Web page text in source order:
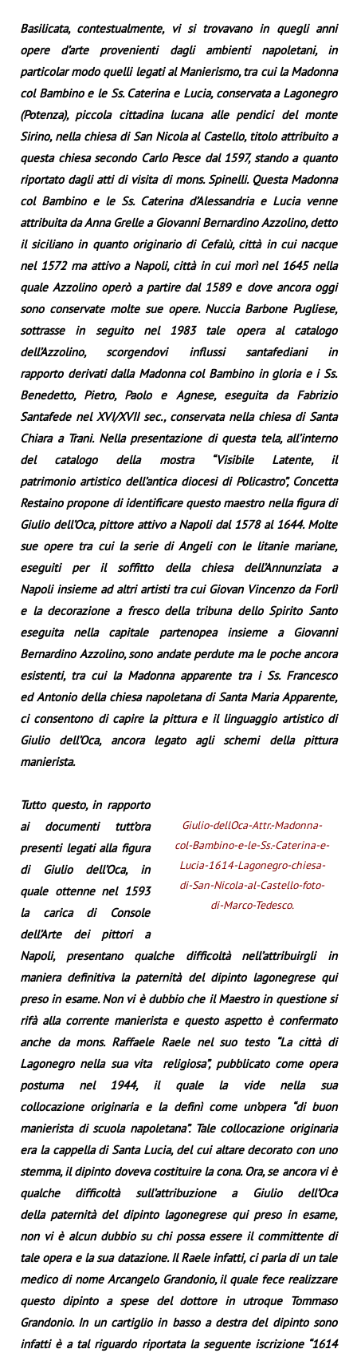
Basilicata, contestualmente, vi si trovavano in quegli anni
opere d’arte provenienti dagli ambienti napoletani, in
particolar modo quelli legati al Manierismo, tra cui la Madonna
col Bambino e le Ss. Caterina e Lucia, conservata a Lagonegro
(Potenza), piccola cittadina lucana alle pendici del monte
Sirino, nella chiesa di San Nicola al Castello, titolo attribuito a
questa chiesa secondo Carlo Pesce dal 1597, stando a quanto
riportato dagli atti di visita di mons. Spinelli. Questa Madonna
col Bambino e le Ss. Caterina d’Alessandria e Lucia venne
attribuita da Anna Grelle a Giovanni Bernardino Azzolino, detto
il siciliano in quanto originario di Cefalù, città in cui nacque
nel 1572 ma attivo a Napoli, città in cui morì nel 1645 nella
quale Azzolino operò a partire dal 1589 e dove ancora oggi
sono conservate molte sue opere. Nuccia Barbone Pugliese,
sottrasse in seguito nel 1983 tale opera al catalogo
dell’Azzolino, scorgendovi influssi santafediani in
rapporto derivati dalla Madonna col Bambino in gloria e i Ss.
Benedetto, Pietro, Paolo e Agnese, eseguita da Fabrizio
Santafede nel XVI/XVII sec., conservata nella chiesa di Santa
Chiara a Trani. Nella presentazione di questa tela, all’interno
del catalogo della mostra “Visibile Latente, il
patrimonio artistico dell’antica diocesi di Policastro”, Concetta
Restaino propone di identificare questo maestro nella figura di
Giulio dell’Oca, pittore attivo a Napoli dal 1578 al 1644. Molte
sue opere tra cui la serie di Angeli con le litanie mariane,
eseguiti per il soffitto della chiesa dell’Annunziata a
Napoli insieme ad altri artisti tra cui Giovan Vincenzo da Forlì
e la decorazione a fresco della tribuna dello Spirito Santo
eseguita nella capitale partenopea insieme a Giovanni
Bernardino Azzolino, sono andate perdute ma le poche ancora
esistenti, tra cui la Madonna apparente tra i Ss. Francesco
ed Antonio della chiesa napoletana di Santa Maria Apparente,
ci consentono di capire la pittura e il linguaggio artistico di
Giulio dell’Oca, ancora legato agli schemi della pittura
manierista.
Giulio-dellOca-Attr.-Madonna-
col-Bambino-e-le-Ss.-Caterina-e-
Lucia-1614-Lagonegro-chiesa-
di-San-Nicola-al-Castello-foto-
di-Marco-Tedesco.
Tutto questo, in rapporto
ai documenti tutt’ora
presenti legati alla figura
di Giulio dell’Oca, in
quale ottenne nel 1593
la carica di Console
dell’Arte dei pittori a
Napoli, presentano qualche difficoltà nell’attribuirgli in
maniera definitiva la paternità del dipinto lagonegrese qui
preso in esame. Non vi è dubbio che il Maestro in questione si
rifà alla corrente manierista e questo aspetto è confermato
anche da mons. Raffaele Raele nel suo testo “La città di
Lagonegro nella sua vita religiosa”, pubblicato come opera
postuma nel 1944, il quale la vide nella sua
collocazione originaria e la definì come un’opera “di buon
manierista di scuola napoletana”. Tale collocazione originaria
era la cappella di Santa Lucia, del cui altare decorato con uno
stemma, il dipinto doveva costituire la cona. Ora, se ancora vi è
qualche difficoltà sull’attribuzione a Giulio dell’Oca
della paternità del dipinto lagonegrese qui preso in esame,
non vi è alcun dubbio su chi possa essere il committente di
tale opera e la sua datazione. Il Raele infatti, ci parla di un tale
medico di nome Arcangelo Grandonio, il quale fece realizzare
questo dipinto a spese del dottore in utroque Tommaso
Grandonio. In un cartiglio in basso a destra del dipinto sono
infatti è a tal riguardo riportata la seguente iscrizione “1614